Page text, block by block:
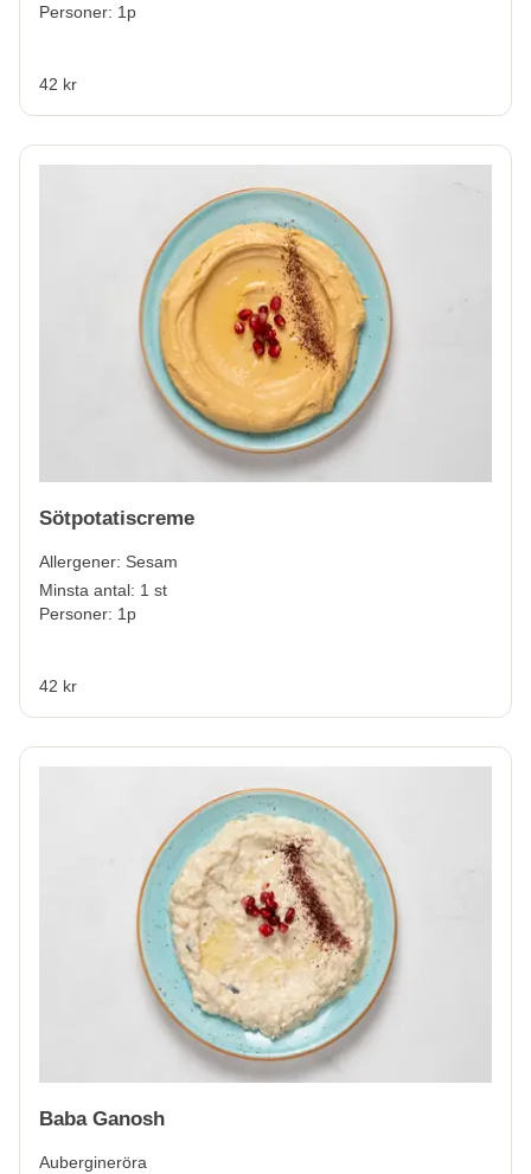
Personer: 1p
42 kr
Sötpotatiscreme
Allergener: Sesam
Minsta antal: 1 st
Personer: 1p
42 kr
Baba Ganosh
Aubergineröra